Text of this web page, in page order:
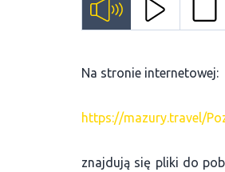
Na stronie internetowej:
https://mazury.travel/
znajdują się pliki do